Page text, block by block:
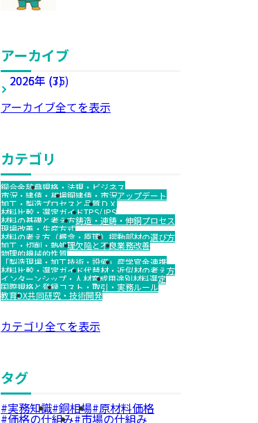
アーカイブ
2026年 (75)
2025年 (3)
アーカイブ全てを表示
カテゴリ
銅合金辞典規格・法規・ビジネス
市況・建値・相場銅建値・市況アップデート
加工・製造プロセスと品質ＤＸ
材料比較・選定ガイドTPS/JPS
材料の基礎と考え方鋳造・連鋳・伸銅プロセス
現場改善・生産方式
材料の考え方（概念・原理） 摺動部材の選び方
加工・切削・熱処理欠陥と不良業務改善
物理的機械的性質
「製造現場・加工技術・設備」 産学官金連携
材料比較・選定ガイド代替材・近似材の考え方
インターンシップ・人材育成用途別材料選定
国際規格と登録コスト・取引・実務ルール
教育DX共同研究・技術開発
カテゴリ全てを表示
タグ
実務知識 銅相場 原材料価格
価格の仕組み 市場の仕組み